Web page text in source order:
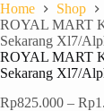
Home Shop
ROYAL MART
Sekarang Xl7/
ROYAL MART
Sekarang Xl7/
Rp825.000 – Rp